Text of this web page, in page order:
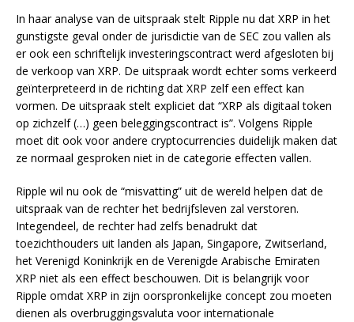
In haar analyse van de uitspraak stelt Ripple nu dat XRP in het
gunstigste geval onder de jurisdictie van de SEC zou vallen als
er ook een schriftelijk investeringscontract werd afgesloten bij
de verkoop van XRP. De uitspraak wordt echter soms verkeerd
geïnterpreteerd in de richting dat XRP zelf een effect kan
vormen. De uitspraak stelt expliciet dat “XRP als digitaal token
op zichzelf (…) geen beleggingscontract is”. Volgens Ripple
moet dit ook voor andere cryptocurrencies duidelijk maken dat
ze normaal gesproken niet in de categorie effecten vallen.
Ripple wil nu ook de “misvatting” uit de wereld helpen dat de
uitspraak van de rechter het bedrijfsleven zal verstoren.
Integendeel, de rechter had zelfs benadrukt dat
toezichthouders uit landen als Japan, Singapore, Zwitserland,
het Verenigd Koninkrijk en de Verenigde Arabische Emiraten
XRP niet als een effect beschouwen. Dit is belangrijk voor
Ripple omdat XRP in zijn oorspronkelijke concept zou moeten
dienen als overbruggingsvaluta voor internationale